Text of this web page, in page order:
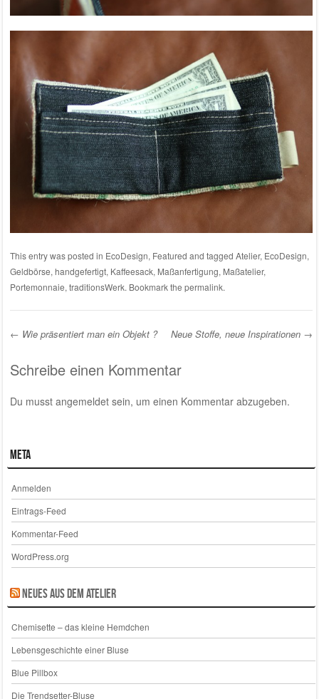
This entry was posted in EcoDesign, Featured and tagged Atelier, EcoDesign,
Geldbörse, handgefertigt, Kaffeesack, Maßanfertigung, Maßatelier,
Portemonnaie, traditionsWerk. Bookmark the permalink.
Post navigation
← Wie präsentiert man ein Objekt ? Neue Stoffe, neue Inspirationen →
Schreibe einen Kommentar
Du musst angemeldetsein, um einen Kommentar abzugeben.
Meta
Anmelden
Eintrags-Feed
Kommentar-Feed
WordPress.org
Neues aus dem Atelier
Chemisette – das kleine Hemdchen
Lebensgeschichte einer Bluse
Blue Pillbox
Die Trendsetter-Bluse